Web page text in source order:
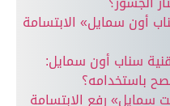
سناب أون سمايل» الابتسامة
سناب أون سمايل:
باستخدامه؟